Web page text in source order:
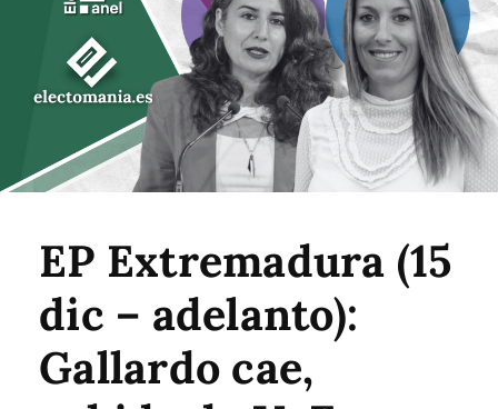
EP Extremadura (15
dic – adelanto):
Gallardo cae,